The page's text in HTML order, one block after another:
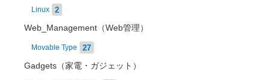
Linux 2
Web_Management（Web管理）
Movable Type 27
Gadgets（家電・ガジェット）